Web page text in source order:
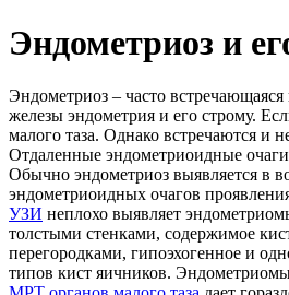
Эндометриоз и
Эндометриоз – часто
железы эндометрия и его строму.
малого таза. Однако встречаются и
Отдаленные эндометриоидные очаги
Обычно эндометриоз выявляется в
эндометриоидных очагов
УЗИ неплохо выявляет
толстыми стенками, содержимое
перегородками, гипоэхогенное и
типов кист яичников.